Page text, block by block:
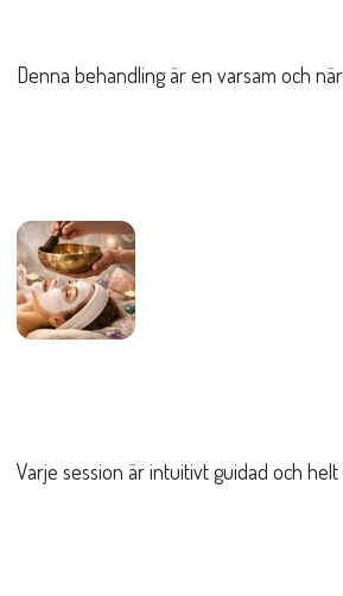
Denna behandling är en varsam och
Varje session är intuitivt guidad och